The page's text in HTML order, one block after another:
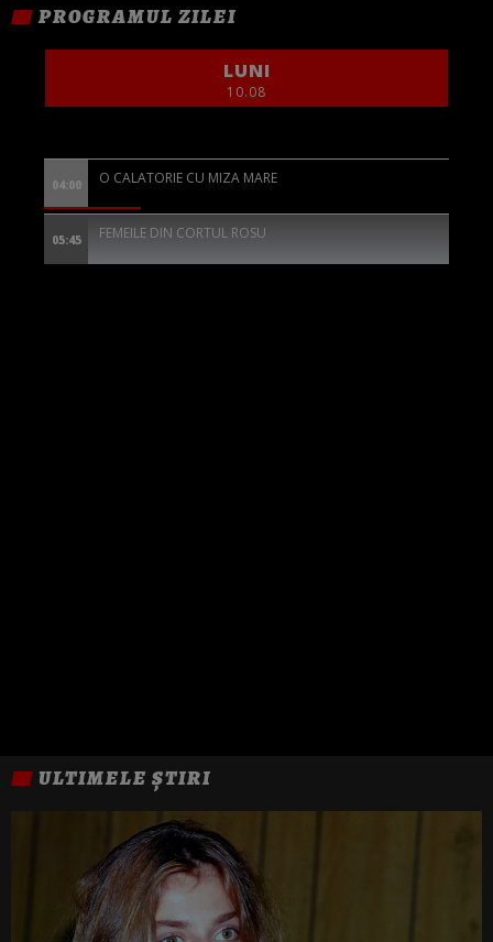
PROGRAMUL ZILEI
LUNI
10.08
04:00 O CALATORIE CU MIZA MARE
05:45 FEMEILE DIN CORTUL ROSU
ULTIMELE ȘTIRI